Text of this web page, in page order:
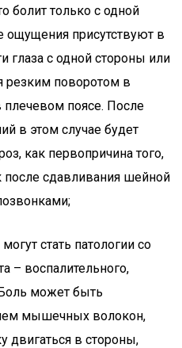
болит только с одной
ощущения присутствуют в
глаза с одной стороны или
резким поворотом в
поясе. После
в этом случае будет
как первопричина того,
сдавливания шейной
стать патологии со
– воспалительного,
Боль может быть
мышечных волокон,
двигаться в стороны,